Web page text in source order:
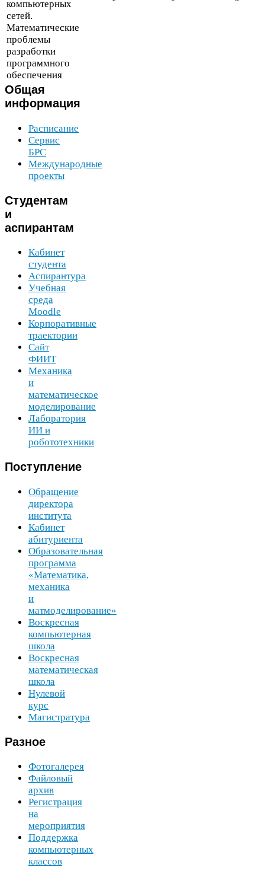
компьютерных
сетей.
Математические
проблемы
разработки
программного
обеспечения
Общая
информация
Расписание
Сервис
БРС
Международные
проекты
Студентам
и
аспирантам
Кабинет
студента
Аспирантура
Учебная
среда
Moodle
Корпоративные
траектории
Сайт
ФИИТ
Механика
и
математическое
моделирование
Лаборатория
ИИ и
робототехники
Поступление
Обращение
директора
института
Кабинет
абитуриента
Образовательная
программа
«Математика,
механика
и
матмоделирование»
Воскресная
компьютерная
школа
Воскресная
математическая
школа
Нулевой
курс
Магистратура
Разное
Фотогалерея
Файловый
архив
Регистрация
на
мероприятия
Поддержка
компьютерных
классов